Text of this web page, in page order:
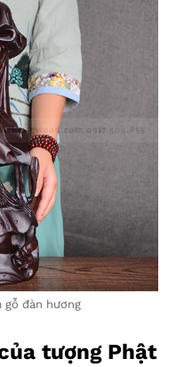
gỗ đàn hương
tượng Phật